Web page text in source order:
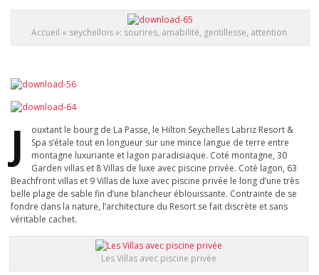
Accueil « seychellois »: sourires, amabilité, gentillesse, attention.
J
ouxtant le bourg de La Passe, le Hilton Seychelles Labriz Resort &
Spa s’étale tout en longueur sur une mince langue de terre entre
montagne luxuriante et lagon paradisiaque. Coté montagne, 30
Garden villas et 8 Villas de luxe avec piscine privée. Coté lagon, 63
Beachfront villas et 9 Villas de luxe avec piscine privée le long d’une très
belle plage de sable fin d’une blancheur éblouissante. Contrainte de se
fondre dans la nature, l’architecture du Resort se fait discrète et sans
véritable cachet.
Les Villas avec piscine privée